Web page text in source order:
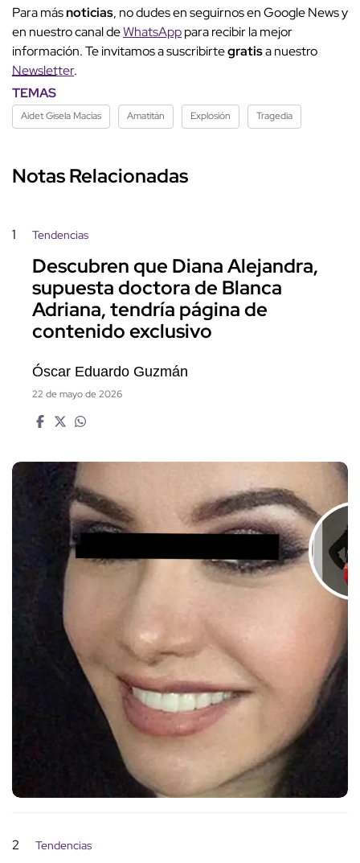
Para másnoticias, no dudes en seguirnos en Google News y
en nuestro canal deWhatsApppara recibir la mejor
información. Te invitamos a suscribirtegratisa nuestro
Newsletter.
TEMAS
Aidet Gisela Macías Amatitán Explosión Tragedia
Notas Relacionadas
1 Tendencias
Descubren que Diana Alejandra,
supuesta doctora de Blanca
Adriana, tendría página de
contenido exclusivo
Óscar Eduardo Guzmán
22 de mayo de 2026
2 Tendencias